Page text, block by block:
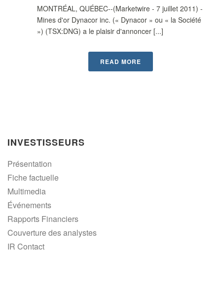
MONTRÉAL, QUÉBEC--(Marketwire - 7 juillet 2011) -
Mines d'or Dynacor inc. (« Dynacor » ou « la Société
») (TSX:DNG) a le plaisir d'annoncer [...]
READ MORE
INVESTISSEURS
Présentation
Fiche factuelle
Multimedia
Événements
Rapports Financiers
Couverture des analystes
IR Contact